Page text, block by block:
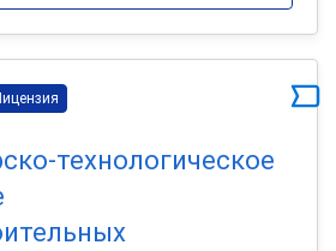
технологическое